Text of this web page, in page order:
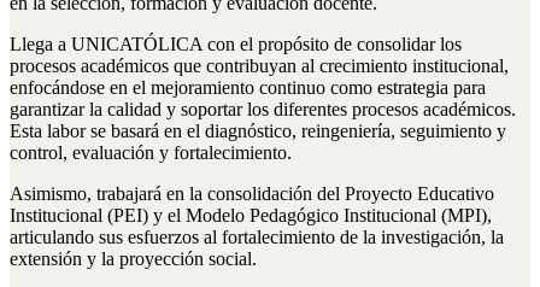
Llega a UNICATÓLICA con el propósito de consolidar los
procesos académicos que contribuyan al crecimiento institucional,
enfocándose en el mejoramiento continuo como estrategia para
garantizar la calidad y soportar los diferentes procesos académicos.
Esta labor se basará en el diagnóstico, reingeniería, seguimiento y
control, evaluación y fortalecimiento.
Asimismo, trabajará en la consolidación del Proyecto Educativo
Institucional (PEI) y el Modelo Pedagógico Institucional (MPI),
articulando sus esfuerzos al fortalecimiento de la investigación, la
extensión y la proyección social.